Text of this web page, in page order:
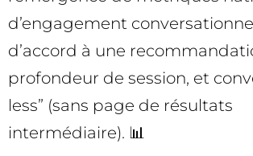
d’engagement
d’accord à une
profondeur de session, et
less” (sans page de résultats
intermédiaire). 📊